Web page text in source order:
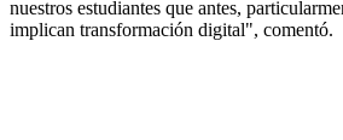
nuestros estudiantes que antes,
implican transformación digital", comentó.